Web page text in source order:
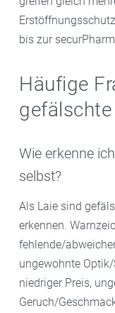
bis zur
Häufige
Wie erkenne
selbst?
Als Laie sind
erkennen.
fehlende/
ungewohnte
niedriger Preis,
Geruch/